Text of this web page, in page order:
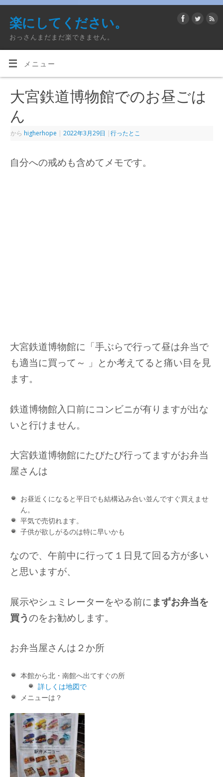
楽にしてください。
おっさんまだまだ楽できません。
メニュー
大宮鉄道博物館でのお昼ごは
ん
から higherhope | 2022年3月29日 |行ったとこ
自分への戒めも含めてメモです。
大宮鉄道博物館に「手ぶらで行って昼は弁当で
も適当に買って～ 」とか考えてると痛い目を見
ます。
鉄道博物館入口前にコンビニが有りますが出な
いと行けません。
大宮鉄道博物館にたびたび行ってますがお弁当
屋さんは
お昼近くになると平日でも結構込み合い並んですぐ買えませ
ん。
平気で売切れます。
子供が欲しがるのは特に早いかも
なので、午前中に行って１日見て回る方が多い
と思いますが、
展示やシュミレーターをやる前にまずお弁当を
買うのをお勧めします。
お弁当屋さんは２か所
本館から北・南館へ出てすぐの所
詳しくは地図で
メニューは？